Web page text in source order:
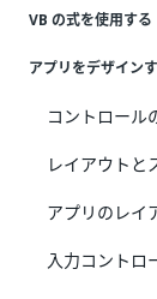
VB の式を使用する
アプリをデザイン
コントロール
レイアウトと
アプリのレイ
入力コントロ